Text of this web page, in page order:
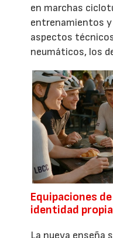
en marchas
entrenamientos
aspectos
neumáticos, los
Equipaciones
identidad propia
La nueva enseña